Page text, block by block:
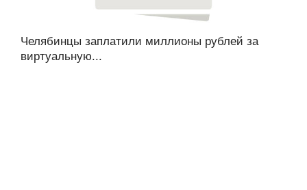
Челябинцы заплатили миллионы рублей за
виртуальную...